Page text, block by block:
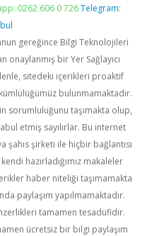
0262 606 0 726 Telegram:
gereğince Bilgi Teknolojileri
onaylanmış bir Yer Sağlayıcı
sitedeki içerikleri proaktif
bulunmamaktadır.
sorumluluğunu taşımakta olup,
etmiş sayılırlar. Bu internet
şirketi ile hiçbir bağlantısı
hazırladığımız makaleler
haber niteliği taşımamakta
paylaşım yapılmamaktadır.
tamamen tesadüfidir.
ücretsiz bir bilgi paylaşım